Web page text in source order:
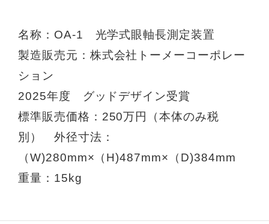
名称：OA-1 光学式眼軸長測定装置
製造販売元：株式会社トーメーコーポレー
ション
2025年度 グッドデザイン受賞
標準販売価格：250万円（本体のみ税
別） 外径寸法：
（W)280mm×（H)487mm×（D)384mm
重量：15kg